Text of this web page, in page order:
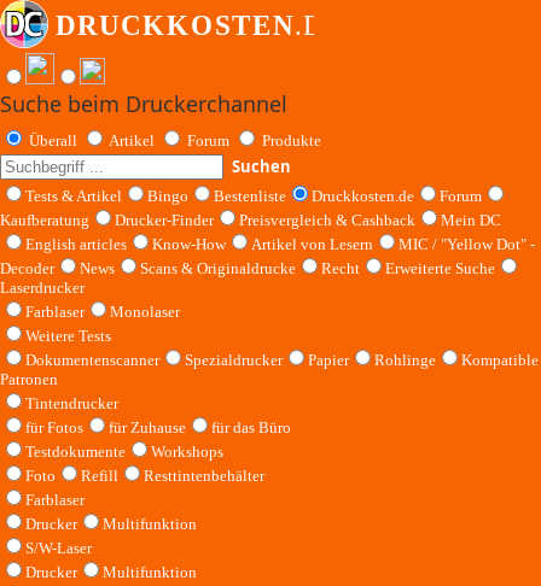
Suche beim Druckerchannel
Überall Artikel Forum Produkte
Suchen
Tests & Artikel Bingo Bestenliste Druckkosten.de
Forum
Kaufberatung
Drucker-Finder Preisvergleich & Cashback
Mein DC
English articles
Know-How Artikel von Lesern
MIC / "Yellow Dot" -
Decoder
News Scans & Originaldrucke Recht
Erweiterte Suche
Laserdrucker
Farblaser
Monolaser
Weitere Tests
Dokumentenscanner
Spezialdrucker Papier Rohlinge
Kompatible
Patronen
Tintendrucker
für Fotos
für Zuhause
für das Büro
Testdokumente
Workshops
Foto
Refill
Resttintenbehälter
Farblaser
Drucker
Multifunktion
S/W-Laser
Drucker
Multifunktion